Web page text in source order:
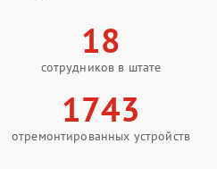
18
сотрудников в штате
1743
отремонтированных устройств